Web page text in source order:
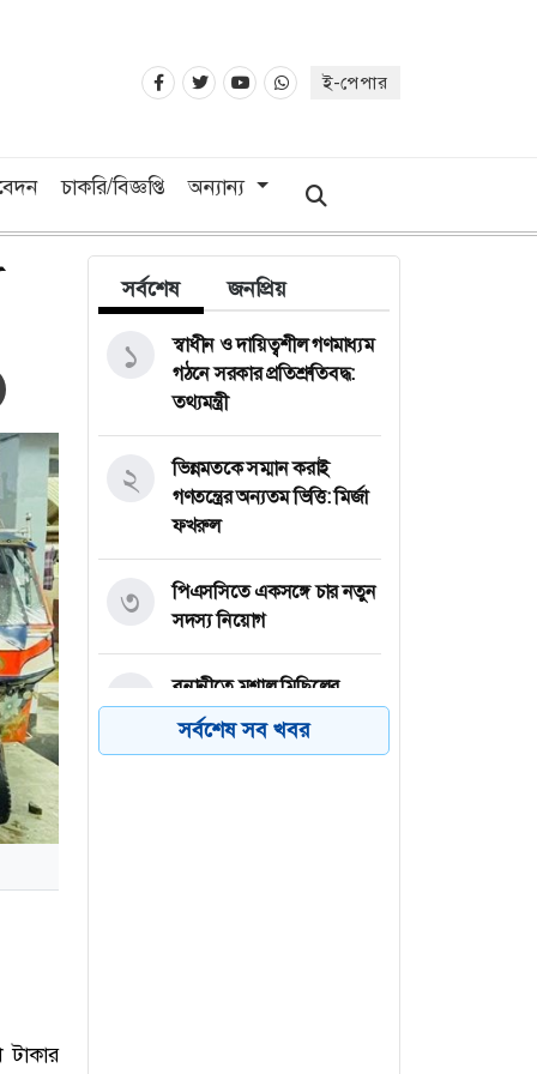
ই-পেপার
চাকরি/বিজ্ঞপ্তি অন্যান্য
টাকার
সর্বশেষ জনপ্রিয়
স্বাধীন ও দায়িত্বশীল গণমাধ্যম
গঠনে সরকার প্রতিশ্রুতিবদ্ধ:
তথ্যমন্ত্রী
১
ভিন্নমতকে সম্মান করাই
গণতন্ত্রের অন্যতম ভিত্তি: মির্জা
ফখরুল
২
পিএসসিতে একসঙ্গে চার নতুন
সদস্য নিয়োগ
৩
বনানীতে মশাল মিছিলের
প্রস্তুতি, আওয়ামী লীগ-সহযোগী
সংগঠনের ৭ জন আটক
৪
সর্বশেষ সব খবর